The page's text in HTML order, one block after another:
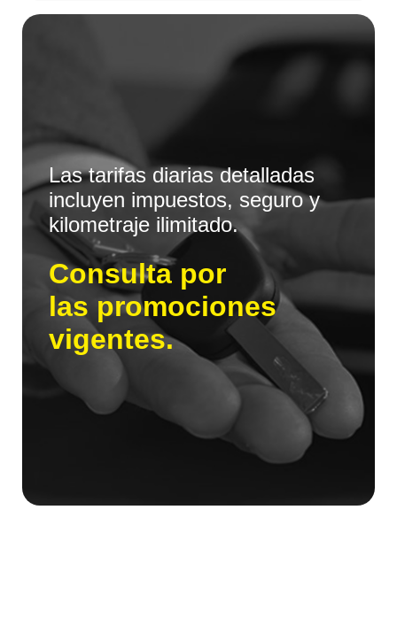
Las tarifas diarias detalladas
incluyen impuestos, seguro y
kilometraje ilimitado.
Consulta por
las promociones
vigentes.